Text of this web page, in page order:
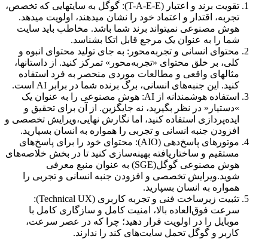
تقویت برند و اعتبار (T-A-E-E): گوگل به سایتهایی که تخصص،
تجربه، اقتدار و اعتماد خود را نشان میدهند، اولویت میدهد.
هوش مصنوعی نمیتواند برند شما باشد. مخاطب باید سایت
شما را به عنوان یک مرجع قابل اتکا بشناسد.
محتوای انسانی و تجربه‌محور: به‌ جای تولید محتوای انبوه و
کلی، بر خلق‌ محتوای «تجربه‌محور» تمرکز کنید. از داستانها،
مثالهای واقعی و مطالعات موردی منحصر به فرد استفاده
کنید. این جنبه‌های انسانی، برگ برنده شما در برابر AI است.
استفاده هوشمندانه از AI: هوش مصنوعی را به عنوان یک
»دستیار« در نظر بگیرید، نه جایگزین. از آن برای تحقیق و
ایده‌پردازی استفاده کنید، اما نگارش نهایی،ویرایش تخصصی و
افزودن جنبه انسانی و تجربی را همواره به انسان بسپارید.
موتورهای پاسخ‌دهی (AIO): محتوای خود را برای پاسخ‌های
مستقیم و ساختاریافته بهینه‌سازی کنید تا در بخش خلاصه‌های
هوش مصنوعی گوگل(SGE) به عنوان منبع معرفی
شوید.ویرایش تخصصی و افزودن جنبه انسانی و تجربی را
همواره به انسان بسپارید.
تثبیت زیرساخت فنی و تجربه کاربری (Technical UX):
سرعت فوق‌العاده بالا، امنیت کامل و سازگاری کامل با
موبایل را در اولویت قرار دهید؛ چرا که در عصر سرعت،
کاربر و گوگل تحمل سایت‌های کند را ندارند.